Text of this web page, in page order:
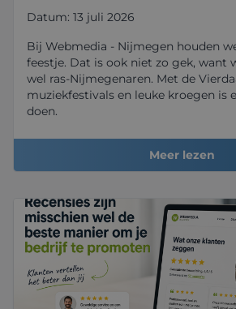
Datum: 13 juli 2026
Bij Webmedia - Nijmegen houden
feestje. Dat is ook niet zo gek, want
wel ras-Nijmegenaren. Met de
muziekfestivals en leuke kroegen is
doen.
Meer lezen